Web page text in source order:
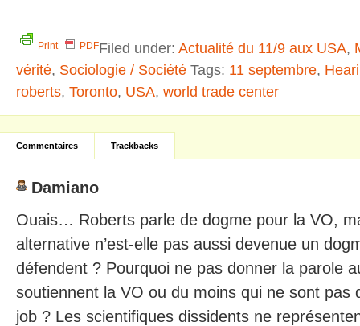
Print PDFFiled under: Actualité du 11/9 aux USA,
vérité, Sociologie / Société Tags: 11 septembre,
roberts, Toronto, USA, world trade center
Commentaires Trackbacks
Damiano
Ouais… Roberts parle de dogme pour la VO,
alternative n’est-elle pas aussi devenue un
défendent ? Pourquoi ne pas donner la parole
soutiennent la VO ou du moins qui ne sont pas
job ? Les scientifiques dissidents ne